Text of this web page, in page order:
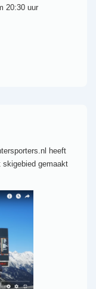
20:30 uur
heeft
skigebied gemaakt